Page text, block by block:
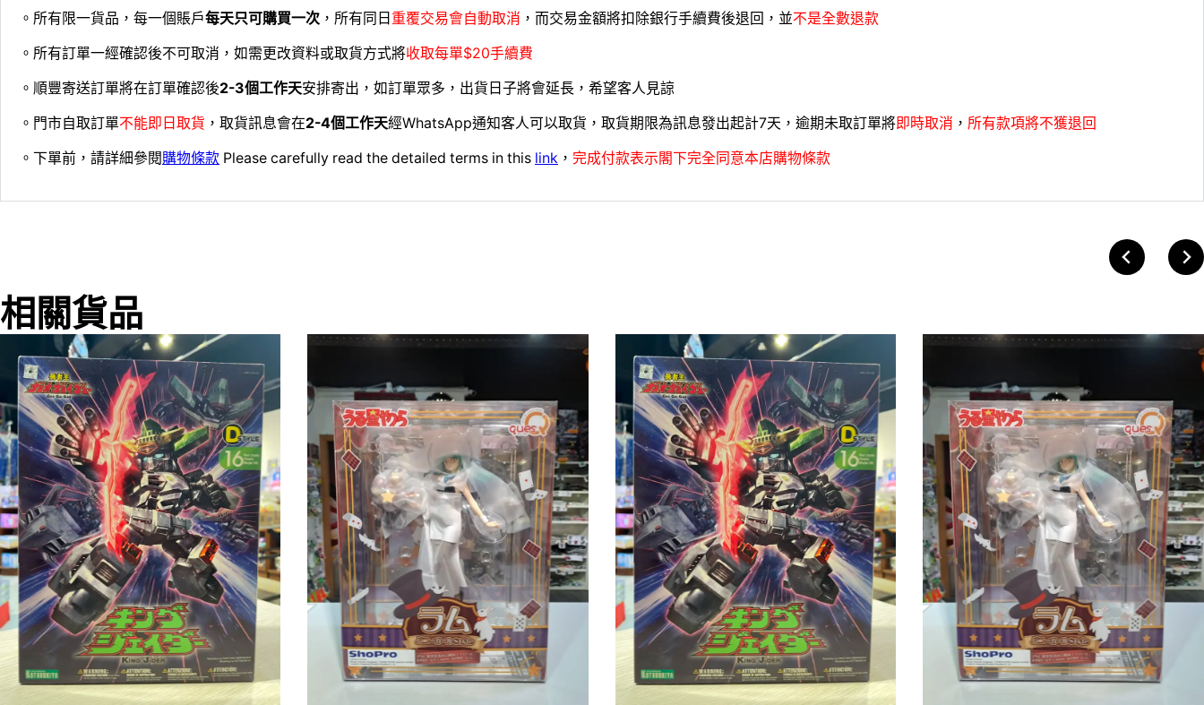
。所有限一貨品，每一個賬戶每天只可購買一次 ，所有同日 重覆交易會自動取消 ，而交易金額將扣除銀行手續費後退回，並不是全數退款
。所有訂單一經確認後不可取消，如需更改資料或取貨方式將收取每單$20手續費
。順豐寄送訂單將在訂單確認後2-3個工作天安排寄出，如訂單眾多，出貨日子將會延長，希望客人見諒
。門市自取訂單不能即日取貨 ，取貨訊息會在2-4個工作天經WhatsApp通知客人可以取貨，取貨期限為訊息發出起計7天，逾期未取訂單將即時取消 ， 所有款項將不獲退回
。下單前，請詳細參閱購物條款 Please carefully read the detailed terms in this link ， 完成付款表示閣下完全同意本店購物條款
相關貨品